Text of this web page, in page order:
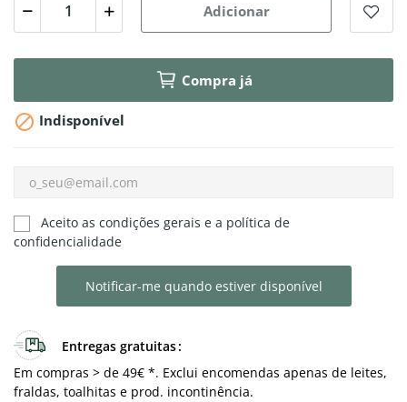
Adicionar
Compra já
 Indisponível
Aceito as condições gerais e a política de
confidencialidade
Notificar-me quando estiver disponível
Entregas gratuitas
Em compras > de 49€ *. Exclui encomendas apenas de leites,
fraldas, toalhitas e prod. incontinência.